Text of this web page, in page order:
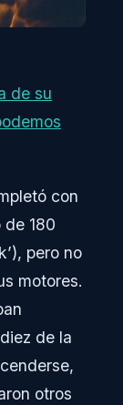
de su
con
de 180
pero no
motores.
de la
otros